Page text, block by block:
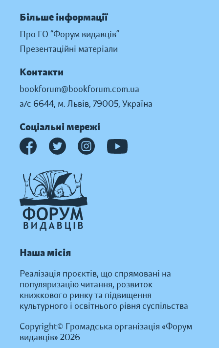
Більше інформації
Про ГО “Форум видавців”
Презентаційні матеріали
Контакти
bookforum@bookforum.com.ua
а/с 6644, м. Львів, 79005, Україна
Соціальні мережі
Наша місія
Реалізація проєктів, що спрямовані на
популяризацію читання, розвиток
книжкового ринку та підвищення
культурного і освітнього рівня суспільства
Copyright© Громадська організація «Форум
видавців» 2026